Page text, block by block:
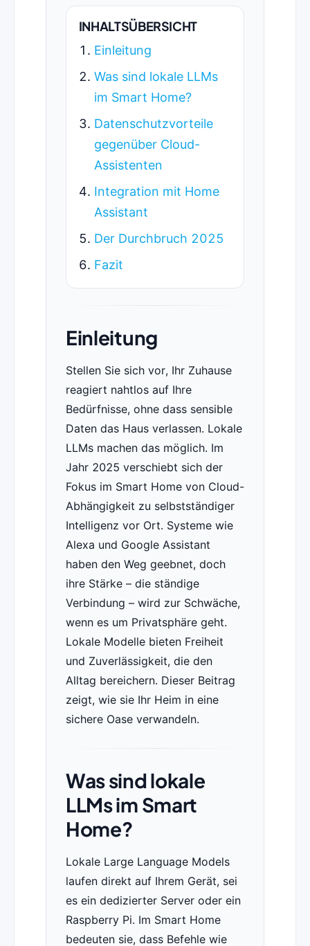
INHALTSÜBERSICHT
Einleitung
Was sind lokale LLMs
im Smart Home?
Datenschutzvorteile
gegenüber Cloud-
Assistenten
Integration mit Home
Assistant
Der Durchbruch 2025
Fazit
Einleitung
Stellen Sie sich vor, Ihr Zuhause
reagiert nahtlos auf Ihre
Bedürfnisse, ohne dass sensible
Daten das Haus verlassen. Lokale
LLMs machen das möglich. Im
Jahr 2025 verschiebt sich der
Fokus im Smart Home von Cloud-
Abhängigkeit zu selbstständiger
Intelligenz vor Ort. Systeme wie
Alexa und Google Assistant
haben den Weg geebnet, doch
ihre Stärke – die ständige
Verbindung – wird zur Schwäche,
wenn es um Privatsphäre geht.
Lokale Modelle bieten Freiheit
und Zuverlässigkeit, die den
Alltag bereichern. Dieser Beitrag
zeigt, wie sie Ihr Heim in eine
sichere Oase verwandeln.
Was sind lokale
LLMs im Smart
Home?
Lokale Large Language Models
laufen direkt auf Ihrem Gerät, sei
es ein dedizierter Server oder ein
Raspberry Pi. Im Smart Home
bedeuten sie, dass Befehle wie